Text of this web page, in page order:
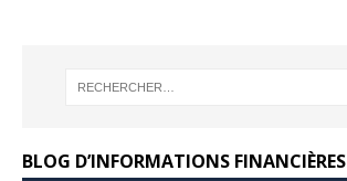
BLOG D’INFORMATIONS FINANCIÈRES